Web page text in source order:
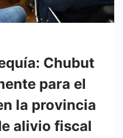
Chubut
para el
la provincia
alivio fiscal